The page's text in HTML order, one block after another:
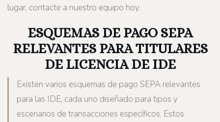
lugar, contacte a nuestro equipo hoy.
ESQUEMAS DE PAGO SEPA
RELEVANTES PARA TITULARES
DE LICENCIA DE IDE
Existen varios esquemas de pago SEPA relevantes
para las IDE, cada uno diseñado para tipos y
escenarios de transacciones específicos. Estos